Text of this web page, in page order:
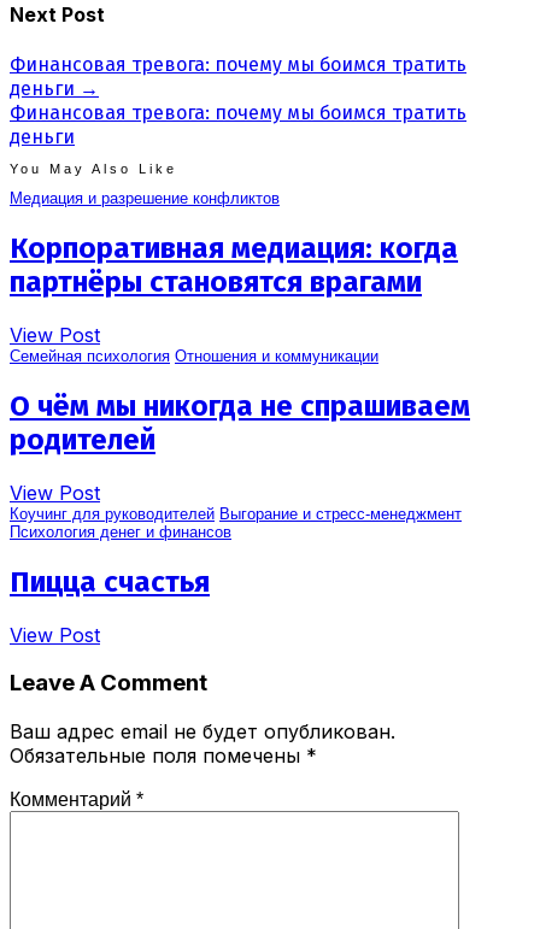
Next Post
Финансовая тревога: почему мы боимся тратить
деньги →
Финансовая тревога: почему мы боимся тратить
деньги
You May Also Like
Медиация и разрешение конфликтов
Корпоративная медиация: когда
партнёры становятся врагами
View Post
Семейная психология Отношения и коммуникации
О чём мы никогда не спрашиваем
родителей
View Post
Коучинг для руководителей Выгорание и стресс-менеджмент
Психология денег и финансов
Пицца счастья
View Post
Leave A Comment
Ваш адрес email не будет опубликован.
Обязательные поля помечены *
Комментарий *